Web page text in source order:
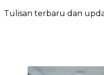
Tulisan terbaru dan